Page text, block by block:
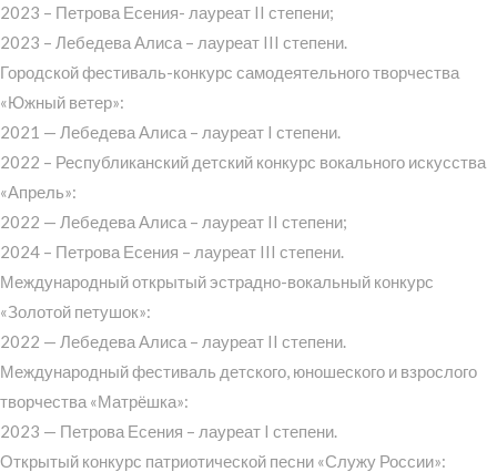
2023 – Петрова Есения- лауреат II степени;
2023 – Лебедева Алиса – лауреат III степени.
Городской фестиваль-конкурс самодеятельного творчества
«Южный ветер»:
2021 — Лебедева Алиса – лауреат I степени.
2022 – Республиканский детский конкурс вокального искусства
«Апрель»:
2022 — Лебедева Алиса – лауреат II степени;
2024 – Петрова Есения – лауреат III степени.
Международный открытый эстрадно-вокальный конкурс
«Золотой петушок»:
2022 — Лебедева Алиса – лауреат II степени.
Международный фестиваль детского, юношеского и взрослого
творчества «Матрёшка»:
2023 — Петрова Есения – лауреат I степени.
Открытый конкурс патриотической песни «Служу России»: